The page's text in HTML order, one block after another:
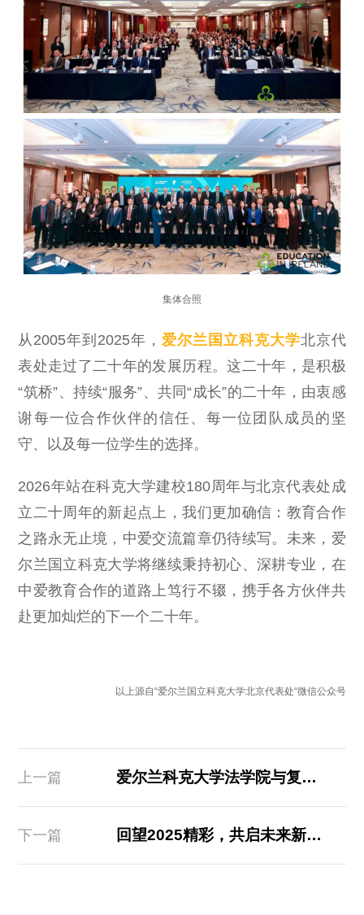
集体合照
从2005年到2025年，爱尔兰国立科克大学北京代
表处走过了二十年的发展历程。这二十年，是积极
“筑桥”、持续“服务”、共同“成长”的二十年，由衷感
谢每一位合作伙伴的信任、每一位团队成员的坚
守、以及每一位学生的选择。
2026年站在科克大学建校180周年与北京代表处成
立二十周年的新起点上，我们更加确信：教育合作
之路永无止境，中爱交流篇章仍待续写。未来，爱
尔兰国立科克大学将继续秉持初心、深耕专业，在
中爱教育合作的道路上笃行不辍，携手各方伙伴共
赴更加灿烂的下一个二十年。
以上源自“爱尔兰国立科克大学北京代表处“微信公众号
上一篇 爱尔兰科克大学法学院与复旦大学法学院线上联合学术研讨会成功举办
下一篇 回望2025精彩，共启未来新篇，科克大学祝大家节日快乐！